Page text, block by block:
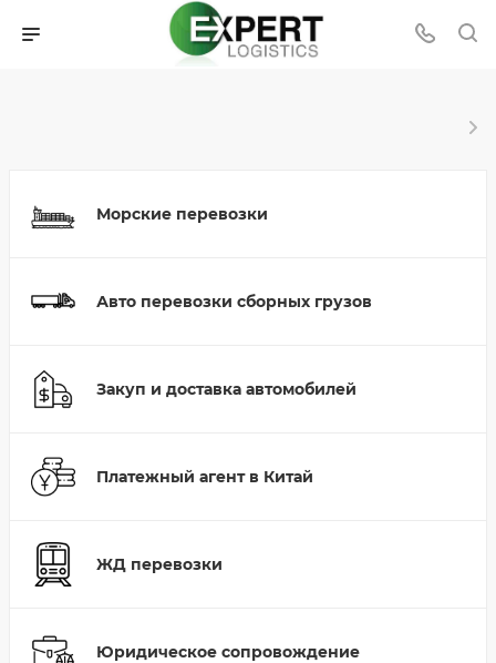
Морские перевозки
Авто перевозки сборных грузов
Закуп и доставка автомобилей
Платежный агент в Китай
ЖД перевозки
Юридическое сопровождение